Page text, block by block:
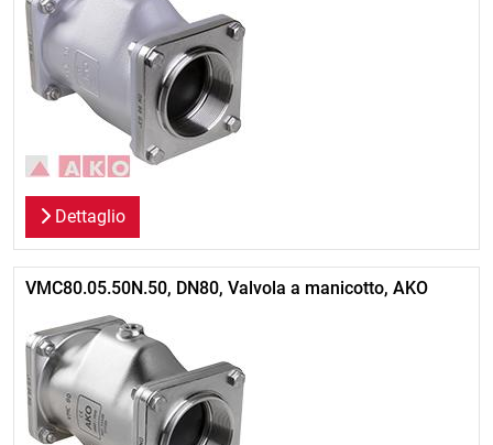
Dettaglio
VMC80.05.50N.50, DN80, Valvola a manicotto, AKO